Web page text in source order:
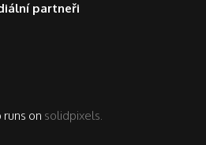
partneři
runs on solidpixels.